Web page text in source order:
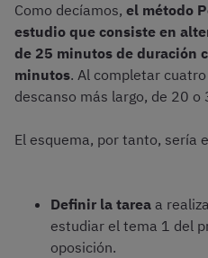
Como decíamos, el método
estudio que consiste en
de 25 minutos de duración
minutos. Al completar
descanso más largo, de 20 o
El esquema, por tanto, sería
Definir la tarea a
estudiar el tema 1 del
oposición.